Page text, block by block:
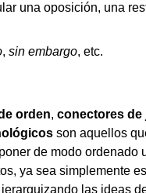
una oposición, una
,sin embargo, etc.
orden,conectores de
son aquellos
de modo ordenado
ya sea simplemente
las ideas